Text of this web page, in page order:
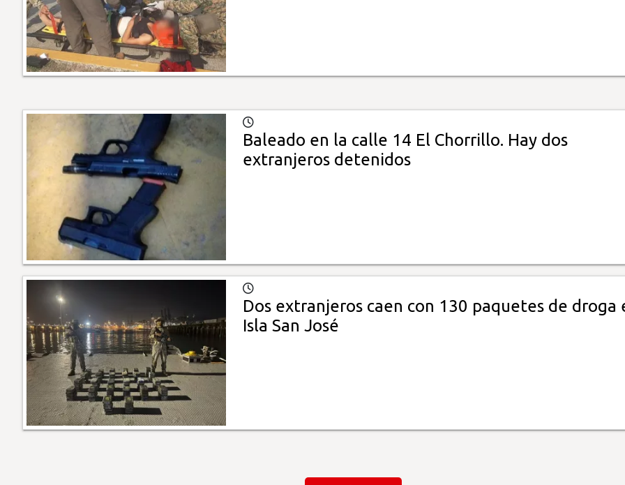
Baleado en la calle 14 El Chorrillo. Hay dos
extranjeros detenidos
Dos extranjeros caen con 130 paquetes de droga
Isla San José